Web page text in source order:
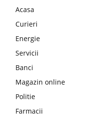
Acasa
Curieri
Energie
Servicii
Banci
Magazin online
Politie
Farmacii